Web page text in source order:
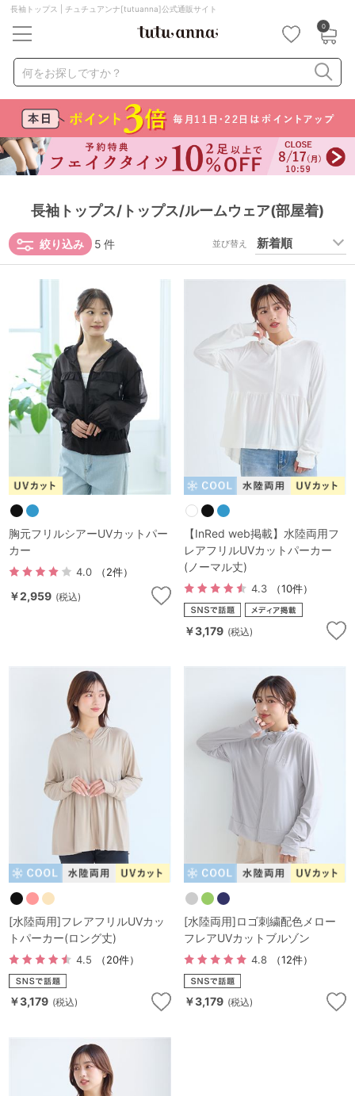
長袖トップス | チュチュアンナ[tutuanna]公式通販サイト
0
何をお探しですか？
ナイトブラ ノンワイヤー 特盛ブラ
チューブトップ
折り畳み
パジャマ ストッキング
キャミソール
カテゴリから探す
レッグウェア 下着
ルームウェア ライフスタイル
メンズ キッズ
マタニティ
SALE
サイズからブラを探す
A60 A75
B65 B80
C80 C85
D80 D85
F70
G70
SS S M
S-CD S-EF
M-AB
L-AB L-CD L-EF
LL-EF
サイズの表示を閉じる
価格帯から探す
～999円 1,000～1,999円
2,000～2,999円 3,000～3,999円
4,000円～ 3足￥1,188靴下
セールアイテムから探す
セールアイテム
その他から探す
お気に入り
長袖トップス/トップス/ルームウェア(部屋着)
5 件
絞り込み 並び替え
胸元フリルシアーUVカットパー
カー
4.0 （2件）
￥2,959 (税込)
【InRed web掲載】水陸両用フ
レアフリルUVカットパーカー
(ノーマル丈)
4.3 （10件）
￥3,179 (税込)
[水陸両用]フレアフリルUVカッ
トパーカー(ロング丈)
4.5 （20件）
￥3,179 (税込)
[水陸両用]ロゴ刺繍配色メロー
フレアUVカットブルゾン
4.8 （12件）
￥3,179 (税込)